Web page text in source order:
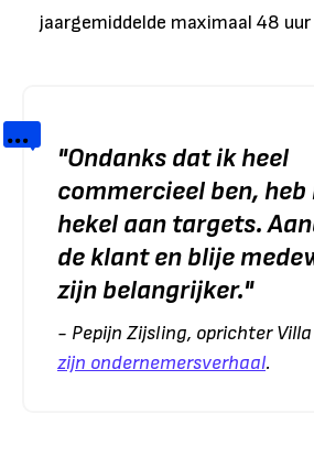
jaargemiddelde maximaal 48
"Ondanks dat ik heel
commercieel ben, heb
hekel aan targets.
de klant en blije
zijn belangrijker."
- Pepijn Zijsling, oprichter Villa
zijn ondernemersverhaal.